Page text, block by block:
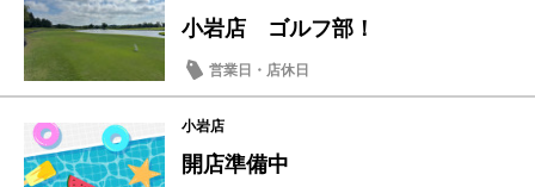
小岩店 ゴルフ部！
営業日・店休日
小岩店
開店準備中